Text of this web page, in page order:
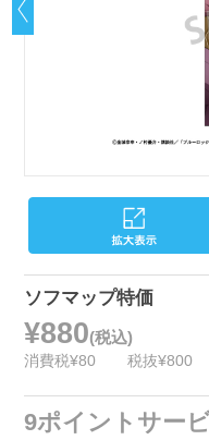
ソフマップ特価
¥880(税込)
消費税¥80 税抜¥800
9ポイントサー